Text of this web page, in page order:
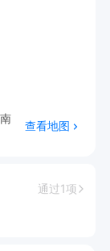
查看地图
通过1项